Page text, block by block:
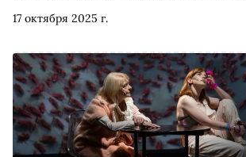
17 октября 2025 г.
Новосибирск, а в программе — картины
Франции и Японии. «Сноб» выбрал
неожиданные фильмы, которые стоит
документальной хроники японского
нигерийских танцевальных историй до
современном искусстве и поисков
Караваджо